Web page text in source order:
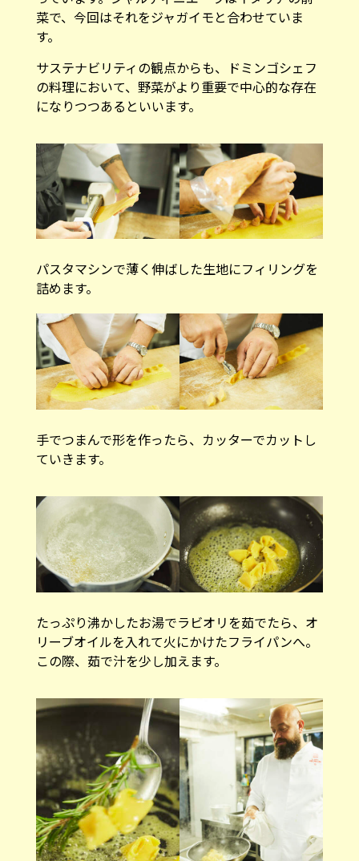
菜で、今回はそれをジャガイモと合わせていま
す。
サステナビリティの観点からも、ドミンゴシェフ
の料理において、野菜がより重要で中心的な存在
になりつつあるといいます。
パスタマシンで薄く伸ばした生地にフィリングを
詰めます。
手でつまんで形を作ったら、カッターでカットし
ていきます。
たっぷり沸かしたお湯でラビオリを茹でたら、オ
リーブオイルを入れて火にかけたフライパンへ。
この際、茹で汁を少し加えます。